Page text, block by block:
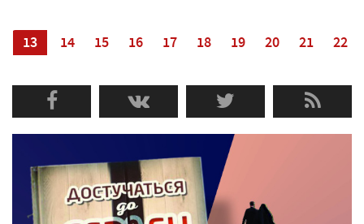
13 14 15 16 17 18 19 20 21 22